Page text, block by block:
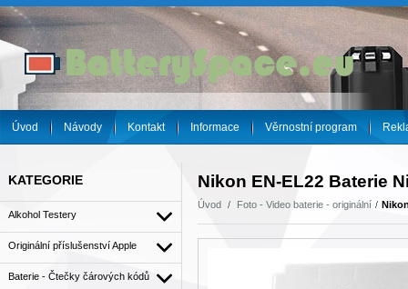
Úvod Návody Kontakt Informace Věrnostní program
KATEGORIE
Alkohol Testery
Originální příslušenství Apple
Baterie - Čtečky čárových kódů
Nikon EN-EL22 Baterie
Úvod Foto - Video baterie - originální